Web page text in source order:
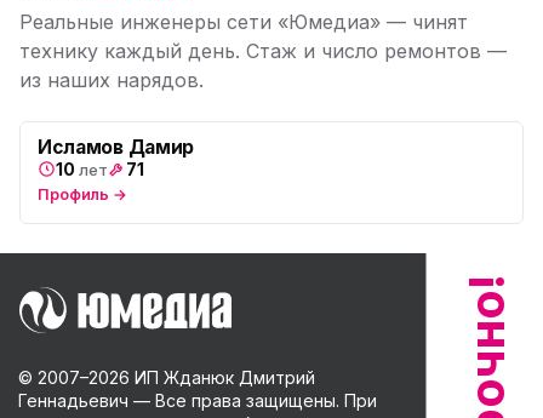
Реальные инженеры сети «Юмедиа» — чинят
технику каждый день. Стаж и число ремонтов —
из наших нарядов.
Исламов Дамир
10 лет 71
Профиль →
© 2007–2026 ИП Жданюк Дмитрий
Геннадьевич — Все права защищены. При